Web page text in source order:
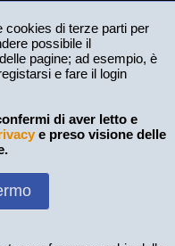
di terze parti per
possibile il
pagine; ad esempio, è
e fare il login
di aver letto e
e preso visione delle